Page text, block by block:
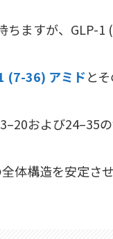
ますが、GLP-1
(7-36) アミドと
および24–35
体構造を安定さ